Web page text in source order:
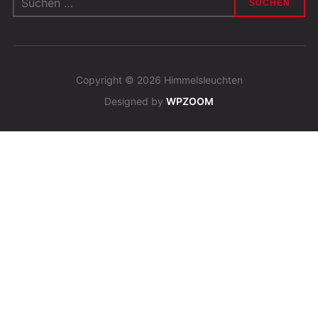
nach:
Copyright © 2026 Himmelsleuchten
Designed by WPZOOM